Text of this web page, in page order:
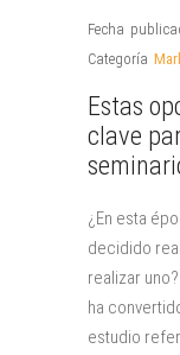
Fecha
Categoría
Estas
clave
¿En esta
decidido
realizar
ha
estudio